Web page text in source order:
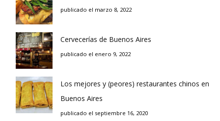
publicado el marzo 8, 2022
Cervecerías de Buenos Aires
publicado el enero 9, 2022
Los mejores y (peores) restaurantes chinos en
Buenos Aires
publicado el septiembre 16, 2020